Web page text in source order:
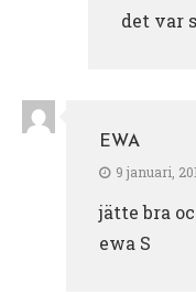
det var
EWA
9 januari,
jätte bra
ewa S